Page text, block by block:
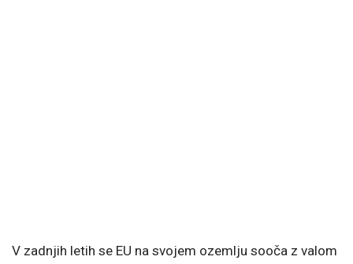
V zadnjih letih se EU na svojem ozemlju sooča z valom